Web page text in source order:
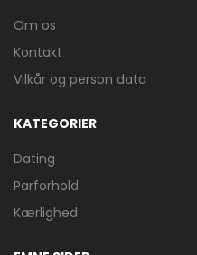
Om os
Kontakt
Vilkår og person data
KATEGORIER
Dating
Parforhold
Kærlighed